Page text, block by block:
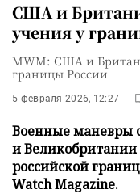
США и
учения у
MWM: США и
границы России
5 февраля 2026, 12:27
Военные маневры
и
российской
Watch Magazine.